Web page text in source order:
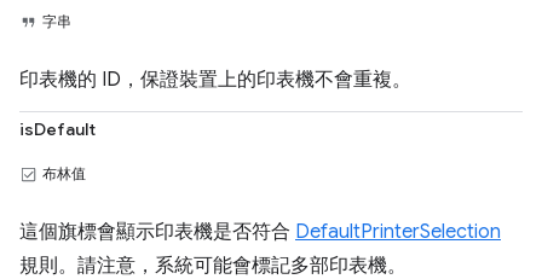
字串
印表機的 ID，保證裝置上的印表機不會重複。
isDefault
布林值
這個旗標會顯示印表機是否符合 DefaultPrinterSelection
規則。請注意，系統可能會標記多部印表機。